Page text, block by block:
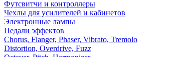
Футсвитчи и контроллеры
Чехлы для усилителей и кабинетов
Электронные лампы
Педали эффектов
Chorus, Flanger, Phaser, Vibrato, Tremolo
Distortion, Overdrive, Fuzz